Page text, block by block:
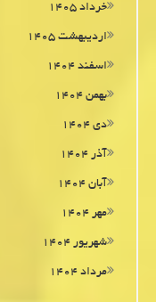
خرداد ۱۴۰۵
اردیبهشت ۱۴۰۵
اسفند ۱۴۰۴
بهمن ۱۴۰۴
دی ۱۴۰۴
آذر ۱۴۰۴
آبان ۱۴۰۴
مهر ۱۴۰۴
شهریور ۱۴۰۴
مرداد ۱۴۰۴